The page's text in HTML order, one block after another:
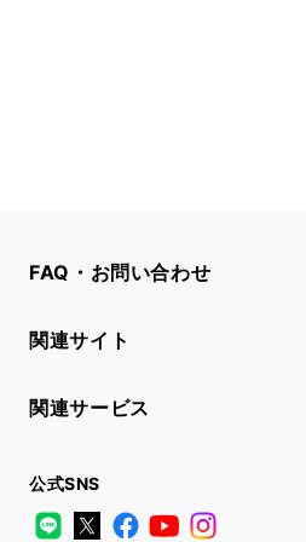
FAQ・お問い合わせ
関連サイト
関連サービス
公式SNS
LINE
X FacebookYouTube